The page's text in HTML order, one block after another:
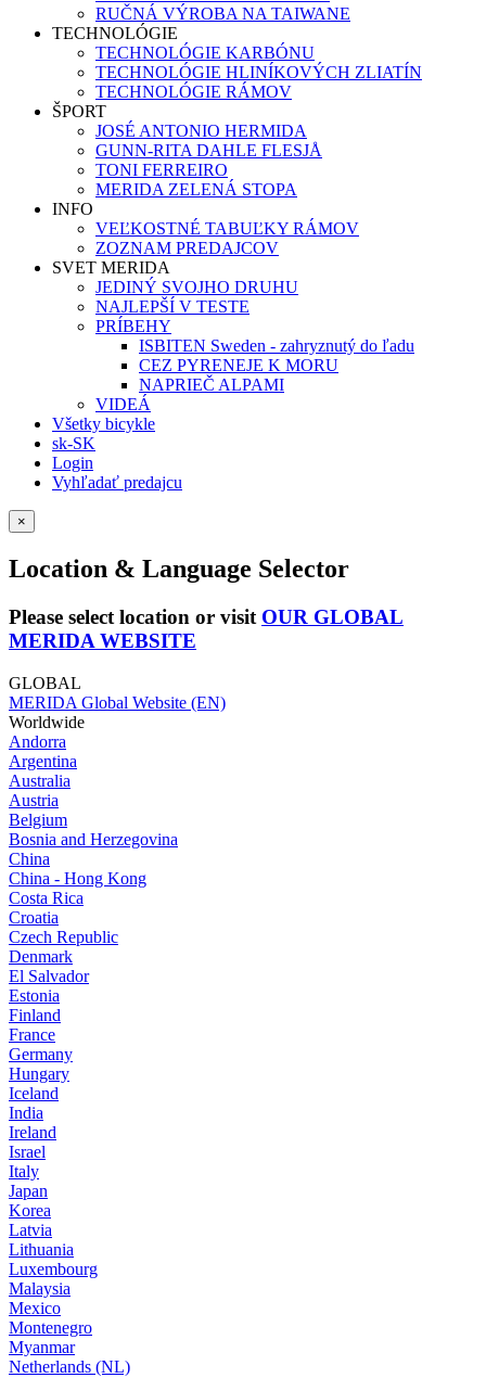
RUČNÁ VÝROBA NA TAIWANE
TECHNOLÓGIE
TECHNOLÓGIE KARBÓNU
TECHNOLÓGIE HLINÍKOVÝCH ZLIATÍN
TECHNOLÓGIE RÁMOV
ŠPORT
JOSÉ ANTONIO HERMIDA
GUNN-RITA DAHLE FLESJÅ
TONI FERREIRO
MERIDA ZELENÁ STOPA
INFO
VEĽKOSTNÉ TABUĽKY RÁMOV
ZOZNAM PREDAJCOV
SVET MERIDA
JEDINÝ SVOJHO DRUHU
NAJLEPŠÍ V TESTE
PRÍBEHY
ISBITEN Sweden - zahryznutý do ľadu
CEZ PYRENEJE K MORU
NAPRIEČ ALPAMI
VIDEÁ
Všetky bicykle
sk-SK
Login
Vyhľadať predajcu
×
Location & Language Selector
Please select location or visit OUR GLOBAL
MERIDA WEBSITE
GLOBAL
MERIDA Global Website (EN)
Worldwide
Andorra
Argentina
Australia
Austria
Belgium
Bosnia and Herzegovina
China
China - Hong Kong
Costa Rica
Croatia
Czech Republic
Denmark
El Salvador
Estonia
Finland
France
Germany
Hungary
Iceland
India
Ireland
Israel
Italy
Japan
Korea
Latvia
Lithuania
Luxembourg
Malaysia
Mexico
Montenegro
Myanmar
Netherlands (NL)